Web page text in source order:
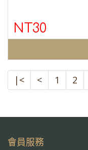
NT30
|< < 1 2
會員服務